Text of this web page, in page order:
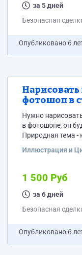
за 5 дней
Безопасная
Опубликовано 6
Нарисовать
фотошоп в
красок
Нужно
в фотошопе, он
Природная тема -
сделан на бумаге,
обязательно
графических
бумаге! Это важно.
Иллюстрация и
1 500 Руб
за 6 дней
Безопасная
Опубликовано 6